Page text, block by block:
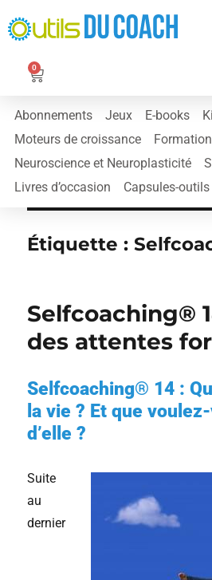
0
Abonnements Jeux E-books
Moteurs de croissance
Neuroscience et Neuroplasticité
Livres d’occasion
Capsules-
Étiquette :
Selfcoaching®
des attentes
Selfcoaching® 14 :
la vie ? Et que
d’elle ?
Suite
au
dernier